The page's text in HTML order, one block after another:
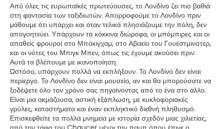
Από όλες τις ευρωπαϊκές πρωτεύουσες, το Λονδίνο ζει πιο βαθιά
στη φαντασία των ταξιδιωτών. Απορροφούμε το Λονδίνο πριν
μάθουμε ότι υπάρχει και όταν τελικά πλησιάζουμε την πόλη, δεν
απογοητεύει. Υπάρχουν τα κόκκινα διώροφα, οι μπόμπιρες και οι
απαθείς φρουροί στο Μπάκιγχαμ, στο Αβαείο του Γουέστμινστερ,
και οι νότες του Μπιγκ Μπεν, όπως τις έχουμε ακούσει πριν.
Αυτά τα βλέπουμε με ικανοποίηση.
Ωστόσο, υπάρχουν πολλά να εκπλήξουν. Το Λονδίνο δεν είναι
περίεργο. Το Λονδίνο δεν είναι μουσείο, αν και θα μπορούσατε να
ξοδέψετε όλο τον χρόνο σας πηγαίνοντας από το ένα στο άλλο.
Είναι μια ακμάζουσα, αστική εξάπλωση, με κυκλοφοριακές
γρύλες, καταστήματα και έναν εκπληκτικό διεθνή πληθυσμό.
Επισκεφθείτε τα πολλά μνημεία με ιστορία σχεδόν μιας χιλιετίας,